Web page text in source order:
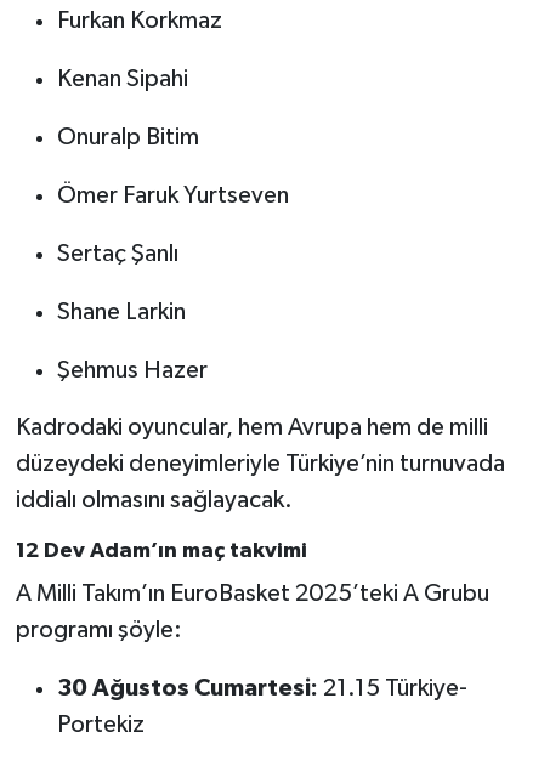
Furkan Korkmaz
Kenan Sipahi
Onuralp Bitim
Ömer Faruk Yurtseven
Sertaç Şanlı
Shane Larkin
Şehmus Hazer
Kadrodaki oyuncular, hem Avrupa hem de milli
düzeydeki deneyimleriyle Türkiye’nin turnuvada
iddialı olmasını sağlayacak.
12 Dev Adam’ın maç takvimi
A Milli Takım’ın EuroBasket 2025’teki A Grubu
programı şöyle:
30 Ağustos Cumartesi: 21.15 Türkiye-
Portekiz